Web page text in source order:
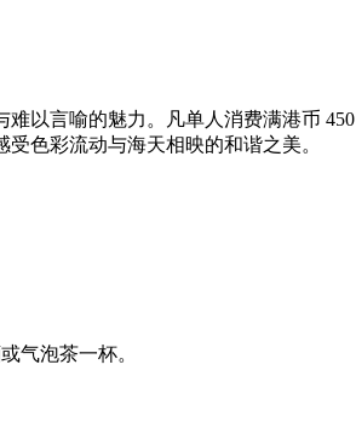
以言喻的魅力。凡单人消费满港币
色彩流动与海天相映的和谐之美。
气泡茶一杯。